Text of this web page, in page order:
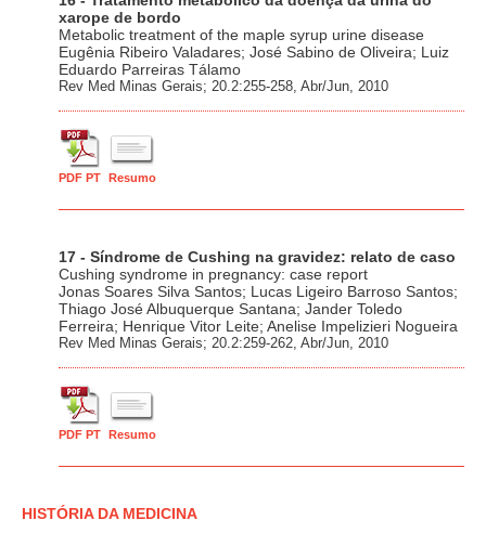
xarope de bordo
Metabolic treatment of the maple syrup urine disease
Eugênia Ribeiro Valadares; José Sabino de Oliveira; Luiz
Eduardo Parreiras Tálamo
Rev Med Minas Gerais; 20.2:255-258, Abr/Jun, 2010
PDF PT Resumo
17 - Síndrome de Cushing na gravidez: relato de caso
Cushing syndrome in pregnancy: case report
Jonas Soares Silva Santos; Lucas Ligeiro Barroso Santos;
Thiago José Albuquerque Santana; Jander Toledo
Ferreira; Henrique Vitor Leite; Anelise Impelizieri Nogueira
Rev Med Minas Gerais; 20.2:259-262, Abr/Jun, 2010
PDF PT Resumo
HISTÓRIA DA MEDICINA